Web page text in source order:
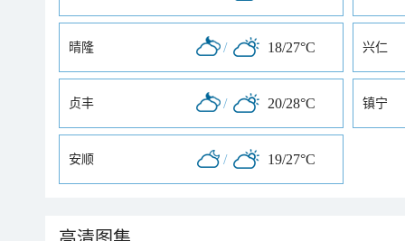
晴隆 / 18/27°C 兴仁
贞丰 / 20/28°C 镇宁
安顺 / 19/27°C